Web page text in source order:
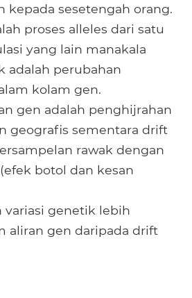
sesetengah orang.
proses alleles dari satu
yang lain manakala
adalah perubahan
kolam gen.
gen adalah penghijrahan
geografis sementara drift
rawak dengan
botol dan kesan
variasi genetik lebih
aliran gen daripada drift